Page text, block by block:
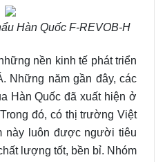
Hàn Quốc F-REVOB-H
nền kinh tế phát triển
Những năm gần đây, các
Hàn Quốc đã xuất hiện ở
đó, có thị trường Việt
này luôn được người tiêu
lượng tốt, bền bỉ. Nhóm